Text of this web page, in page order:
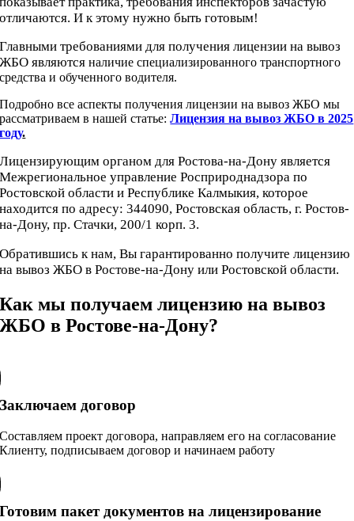
отличаются. И к этому нужно быть готовым!
Главными требованиями для получения лицензии на вывоз
ЖБО являются наличие специализированного транспортного
средства и обученного водителя.
Подробно все аспекты получения лицензии на вывоз ЖБО мы
рассматриваем в нашей статье:Лицензия на вывоз ЖБО в 2025
году.
Лицензирующим органом для Ростова-на-Дону является
Межрегиональное управление Росприроднадзора по
Ростовской области и Республике Калмыкия, которое
находится по адресу: 344090, Ростовская область, г. Ростов-
на-Дону, пр. Стачки, 200/1 корп. 3.
Обратившись к нам, Вы гарантированно получите лицензию
на вывоз ЖБО в Ростове-на-Дону или Ростовской области.
Как мы получаем лицензию на вывоз
ЖБО в Ростове-на-Дону?
Заключаем договор
Составляем проект договора, направляем его на согласование
Клиенту, подписываем договор и начинаем работу
Готовим пакет документов на лицензирование